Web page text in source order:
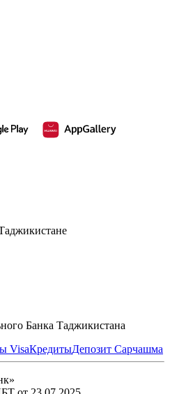
Банка Таджикистана
VisaКредитыДепозит Сарчашма